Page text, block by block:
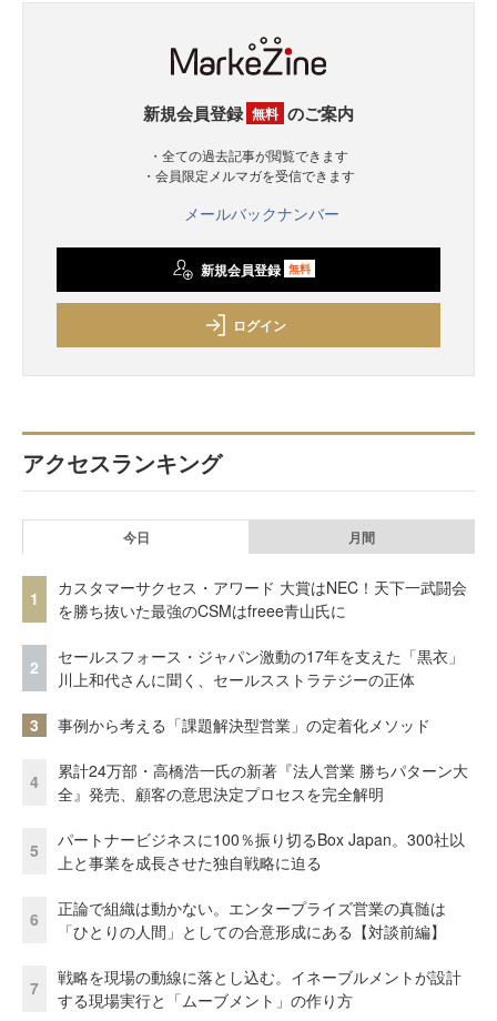
新規会員登録 無料 のご案内
・全ての過去記事が閲覧できます
・会員限定メルマガを受信できます
メールバックナンバー
新規会員登録 無料
ログイン
アクセスランキング
今日 月間
1
カスタマーサクセス・アワード 大賞はNEC！天下一武闘会
を勝ち抜いた最強のCSMはfreee青山氏に
2
セールスフォース・ジャパン激動の17年を支えた「黒衣」
川上和代さんに聞く、セールスストラテジーの正体
3 事例から考える「課題解決型営業」の定着化メソッド
4
累計24万部・高橋浩一氏の新著『法人営業 勝ちパターン大
全』発売、顧客の意思決定プロセスを完全解明
5
パートナービジネスに100％振り切るBox Japan。300社以
上と事業を成長させた独自戦略に迫る
6
正論で組織は動かない。エンタープライズ営業の真髄は
「ひとりの人間」としての合意形成にある【対談前編】
7
戦略を現場の動線に落とし込む。イネーブルメントが設計
する現場実行と「ムーブメント」の作り方